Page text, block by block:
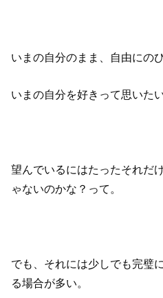
いまの自分のまま、自由にの
いまの自分を好きって思いたい
望んでいるにはたったそれだ
ゃないのかな？って。
でも、それには少しでも完璧
る場合が多い。